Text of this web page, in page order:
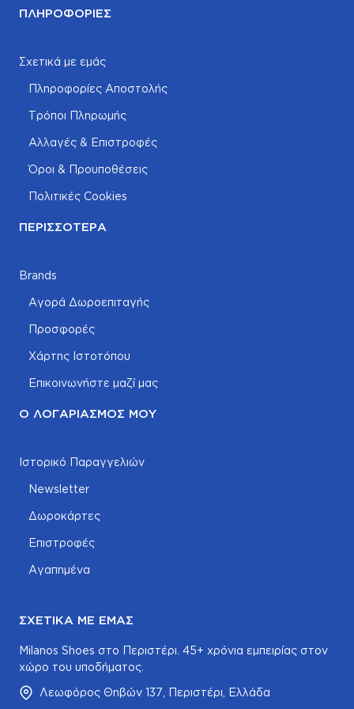
ΠΛΗΡΟΦΟΡΊΕΣ
Σχετικά με εμάς
Πληροφορίες Αποστολής
Τρόποι Πληρωμής
Αλλαγές & Επιστροφές
Όροι & Προυποθέσεις
Πολιτικές Cookies
ΠΕΡΙΣΣΌΤΕΡΑ
Brands
Αγορά Δωροεπιταγής
Προσφορές
Χάρτης Ιστοτόπου
Επικοινωνήστε μαζί μας
Ο ΛΟΓΑΡΙΑΣΜΌΣ ΜΟΥ
Ιστορικό Παραγγελιών
Newsletter
Δωροκάρτες
Επιστροφές
Αγαπημένα
ΣΧΕΤΙΚΆ ΜΕ ΕΜΆΣ
Milanos Shoes στο Περιστέρι. 45+ χρόνια εμπειρίας στον
χώρο του υποδήματος.
Λεωφόρος Θηβών 137, Περιστέρι, Ελλάδα